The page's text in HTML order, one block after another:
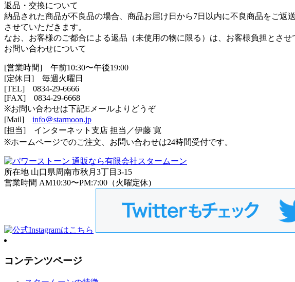
返品・交換について
納品された商品が不良品の場合、商品お届け日から7日以内に不良商品をご
させていただきます。
なお、お客様のご都合による返品（未使用の物に限る）は、お客様負担とさせ
お問い合わせについて
[営業時間] 午前10:30〜午後19:00
[定休日] 毎週火曜日
[TEL] 0834-29-6666
[FAX] 0834-29-6668
※お問い合わせは下記Eメールよりどうぞ
[Mail] info＠starmoon.jp
[担当] インターネット支店 担当／伊藤 寛
※ホームページでのご注文、お問い合わせは24時間受付です。
所在地 山口県周南市秋月3丁目3-15
営業時間 AM10:30〜PM:7:00（火曜定休)
コンテンツページ